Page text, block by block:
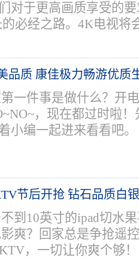
对于更高画质享受的
必经之路。4K电视将
品质 康佳极力畅游优质
一件事是做什么？开
，现在都过时啦
小编一起进来看看吧。
节后开抢 钻石品质白
到10英寸的ipad切水
爽？回家总是争抢遥
，一切让你爽个够！